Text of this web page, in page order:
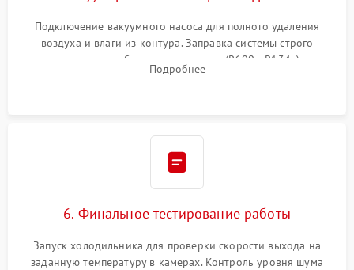
Подключение вакуумного насоса для полного удаления
воздуха и влаги из контура. Заправка системы строго
дозированным объемом хладагента (R600a, R134a) по
электронным весам. Контроль рабочего давления в системе.
Подробнее
6. Финальное тестирование работы
Запуск холодильника для проверки скорости выхода на
заданную температуру в камерах. Контроль уровня шума